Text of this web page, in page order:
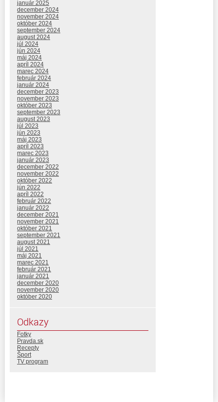
január 2025
december 2024
november 2024
október 2024
september 2024
august 2024
júl 2024
jún 2024
máj 2024
apríl 2024
marec 2024
február 2024
január 2024
december 2023
november 2023
október 2023
september 2023
august 2023
júl 2023
jún 2023
máj 2023
apríl 2023
marec 2023
január 2023
december 2022
november 2022
október 2022
jún 2022
apríl 2022
február 2022
január 2022
december 2021
november 2021
október 2021
september 2021
august 2021
júl 2021
máj 2021
marec 2021
február 2021
január 2021
december 2020
november 2020
október 2020
Odkazy
Fotky
Pravda.sk
Recepty
Šport
TV program